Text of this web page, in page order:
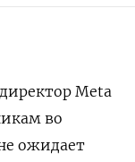
Meta
во
‌ожидает